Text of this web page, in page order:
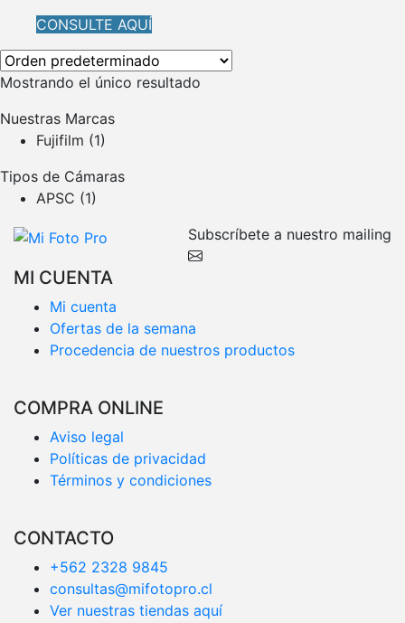
CONSULTE AQUÍ
Mostrando el único resultado
Nuestras Marcas
Fujifilm (1)
Tipos de Cámaras
APSC (1)
Subscríbete a nuestro mailing
MI CUENTA
Mi cuenta
Ofertas de la semana
Procedencia de nuestros productos
COMPRA ONLINE
Aviso legal
Políticas de privacidad
Términos y condiciones
CONTACTO
+562 2328 9845
consultas@mifotopro.cl
Ver nuestras tiendas aquí